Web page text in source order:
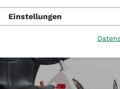
Einstellungen